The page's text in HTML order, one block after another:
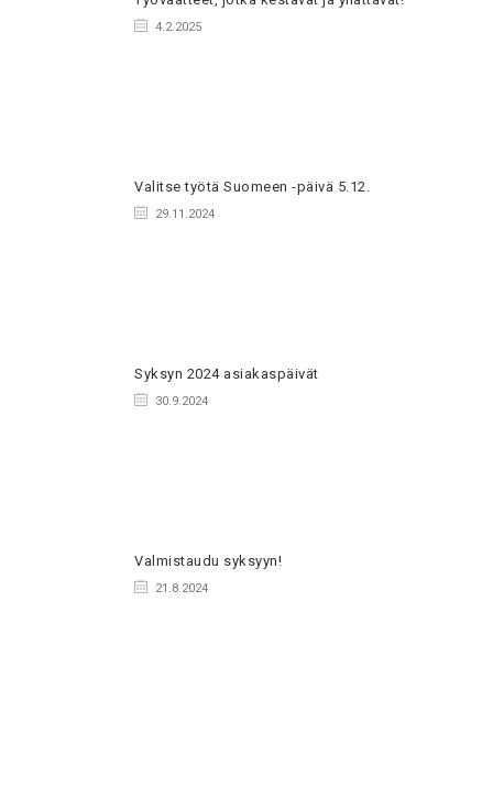
4.2.2025
Valitse työtä Suomeen -päivä 5.12.
29.11.2024
Syksyn 2024 asiakaspäivät
30.9.2024
Valmistaudu syksyyn!
21.8.2024